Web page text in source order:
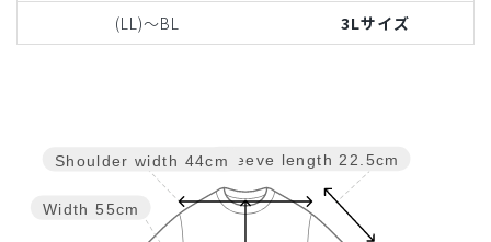
(LL)〜BL
3Lサイズ
Sleeve length 22.5cm
Width 55cm
Shoulder width 44cm